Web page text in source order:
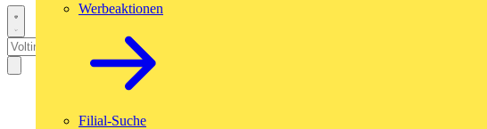
Werbeaktionen
Filial-Suche